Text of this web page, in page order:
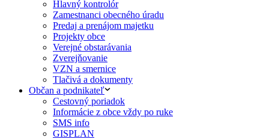
Hlavný kontrolór
Zamestnanci obecného úradu
Predaj a prenájom majetku
Projekty obce
Verejné obstarávania
Zverejňovanie
VZN a smernice
Tlačivá a dokumenty
Občan a podnikateľ
Cestovný poriadok
Informácie z obce vždy po ruke
SMS info
GISPLAN